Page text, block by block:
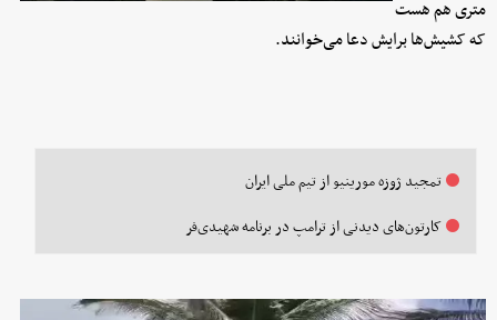
متری هم هست
که کشیش‌ها برایش دعا می‌خوانند.
تمجید ژوزه مورینیو از تیم ملی ایران
کارتون‌های دیدنی از ترامپ در برنامه شهیدی‌فر